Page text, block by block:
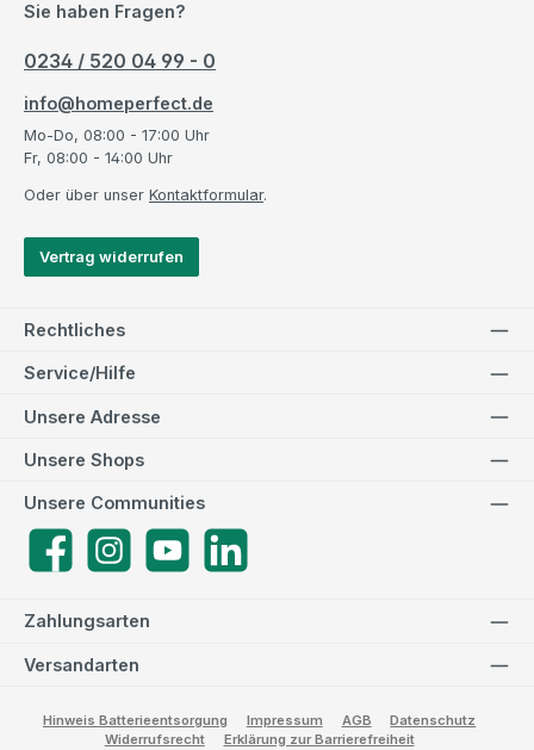
Sie haben Fragen?
0234 / 520 04 99 - 0
info@homeperfect.de
Mo-Do, 08:00 - 17:00 Uhr
Fr, 08:00 - 14:00 Uhr
Oder über unser Kontaktformular.
Vertrag widerrufen
Rechtliches
Service/Hilfe
Zahlungsarten
Versandarten
Unsere Adresse
Unsere Communities
FacebookInstagramYouTube
Unsere Shops
Hinweis Batterieentsorgung Impressum AGB
Datenschutz
Widerrufsrecht
Erklärung zur Barrierefreiheit